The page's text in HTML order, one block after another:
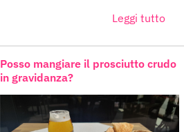
Leggi tutto
Posso mangiare il prosciutto crudo
in gravidanza?